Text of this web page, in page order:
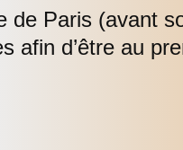
de Paris (avant
afin d’être au